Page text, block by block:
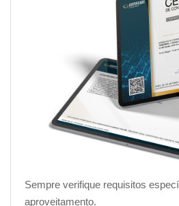
Sempre verifique requisitos
aproveitamento.